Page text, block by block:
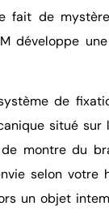
fait de
développe
de
situé sur
montre du
selon votre
un objet